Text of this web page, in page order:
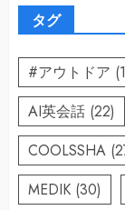
タグ
#アウトドア
AI英会話 (22)
COOLSSHA
MEDIK (30)